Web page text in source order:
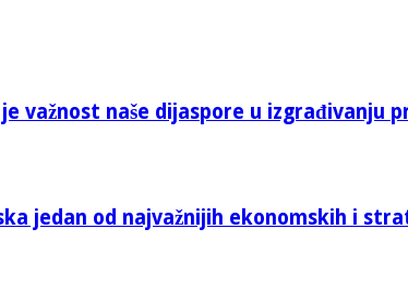
važnost naše dijaspore u izgrađivanju
jedan od najvažnijih ekonomskih i